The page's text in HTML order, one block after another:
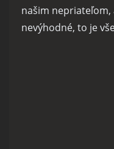
našim nepriateľom,
nevýhodné, to je